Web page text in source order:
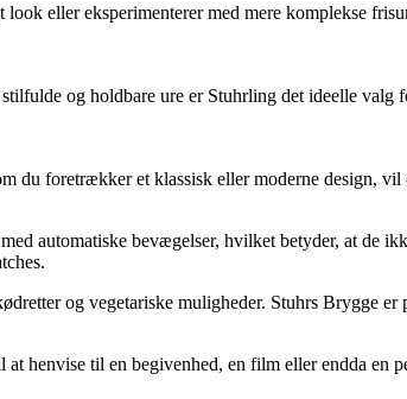
eller eksperimenterer med mere komplekse
og holdbare ure er Stuhrling det ideelle valg
du foretrækker et klassisk eller moderne design,
automatiske bevægelser, hvilket betyder, at de
og vegetariske muligheder. Stuhrs Brygge
henvise til en begivenhed, en film eller endda en